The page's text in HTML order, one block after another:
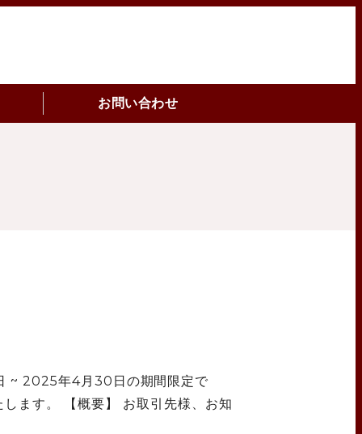
お問い合わせ
~ 2025年4月30日の期間限定で
ます。 【概要】 お取引先様、お知